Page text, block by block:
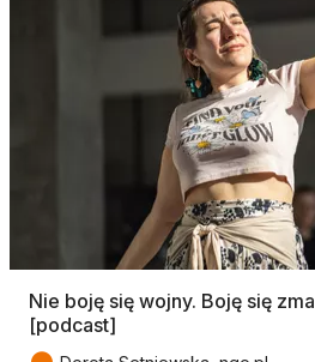
Nie boję się wojny. Boję się
[podcast]